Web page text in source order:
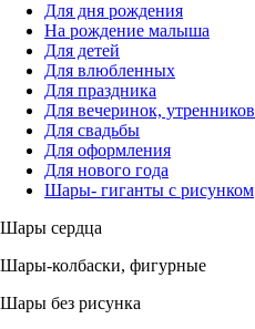
Для дня рождения
На рождение малыша
Для детей
Для влюбленных
Для праздника
Для вечеринок, утренников
Для свадьбы
Для оформления
Для нового года
Шары- гиганты с рисунком
Шары сердца
Шары-колбаски, фигурные
Шары без рисунка